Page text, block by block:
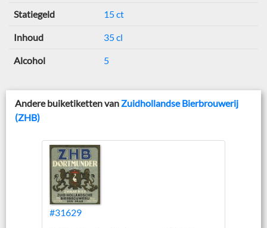
Statiegeld 15 ct
Inhoud 35 cl
Alcohol 5
Andere buiketiketten vanZuidhollandse Bierbrouwerij
(ZHB)
#31629